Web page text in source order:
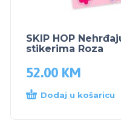
SKIP HOP
stikerima Roza
52.00 KM
Dodaj u košaricu